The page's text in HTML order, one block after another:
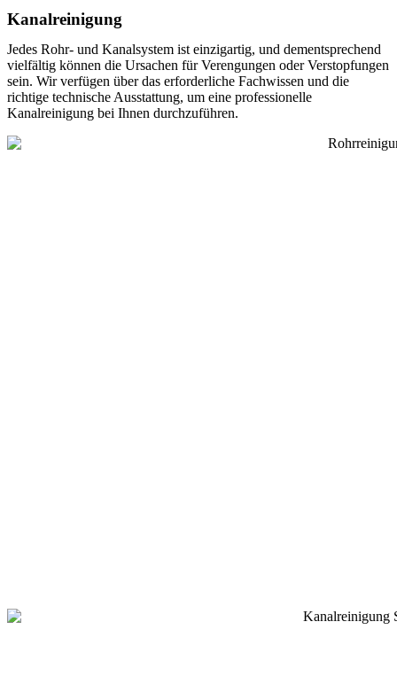
Kanalreinigung
Jedes Rohr- und Kanalsystem ist einzigartig, und dementsprechend
vielfältig können die Ursachen für Verengungen oder Verstopfungen
sein. Wir verfügen über das erforderliche Fachwissen und die
richtige technische Ausstattung, um eine professionelle
Kanalreinigung bei Ihnen durchzuführen.